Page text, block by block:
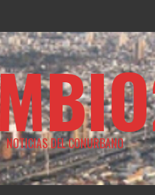
NOTICIAS DEL CONURBANO